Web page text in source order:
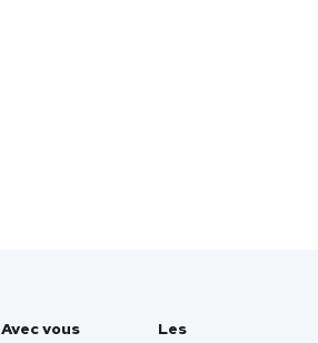
Avec vous
Les